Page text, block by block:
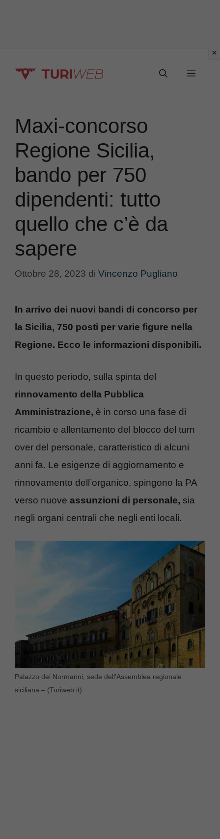
Menu
Maxi-concorso
Regione Sicilia,
bando per 750
dipendenti: tutto
quello che c’è da
sapere
Ottobre 28, 2023 di Vincenzo Pugliano
In arrivo dei nuovi bandi di concorso per
la Sicilia, 750 posti per varie figure nella
Regione. Ecco le informazioni disponibili.
In questo periodo, sulla spinta del
rinnovamento della Pubblica
Amministrazione, è in corso una fase di
ricambio e allentamento del blocco del turn
over del personale, caratteristico di alcuni
anni fa. Le esigenze di aggiornamento e
rinnovamento dell’organico, spingono la PA
verso nuove assunzioni di personale, sia
negli organi centrali che negli enti locali.
Palazzo dei Normanni, sede dell’Assemblea regionale
siciliana – (Turiweb.it)